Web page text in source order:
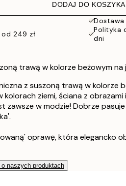
DODAJ DO KOSZYKA
249 zł
Polityka
dni
trawą w kolorze beżowym
z suszoną trawą w kolorze
kolorach ziemi, ściana z
zawsze w modzie! Dobrze
oprawę, która elegancko
naszych produktach